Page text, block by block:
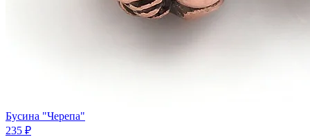
Бусина "Черепа"
235 ₽